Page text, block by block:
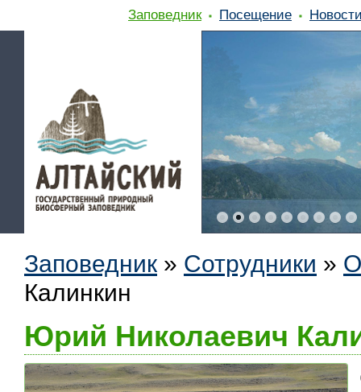
Заповедник Посещение
Заповедник » Сотрудники »
Калинкин
Юрий Николаевич